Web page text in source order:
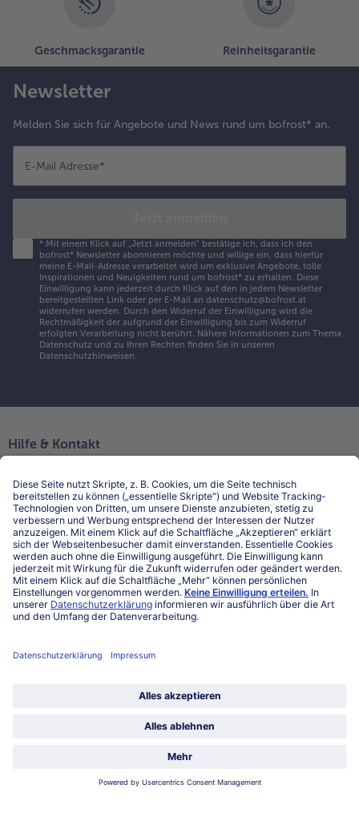
Geschmacksgarantie Reinheitsgarantie
Newsletter
Melden Sie sich für Angebote und News rund um bofrost* an.
E-Mail Adresse*
* Mit einem Klick auf „Jetzt anmelden" bestätige ich, dass ich den
bofrost* Newsletter abonnieren möchte und willige ein, dass hierfür
meine E-Mail-Adresse verarbeitet wird um exklusive Angebote, tolle
Inspirationen und Neuigkeiten rund um bofrost* zu erhalten. Diese
Einwilligung kann jederzeit durch Klick auf den in jedem Newsletter
bereitgestellten Link oder per E-Mail an datenschutz@bofrost.at
widerrufen werden. Durch den Widerruf der Einwilligung wird die
Rechtmäßigkeit der aufgrund der Einwilligung bis zum Widerruf
erfolgten Verarbeitung nicht berührt. Nähere Informationen zum Thema
Datenschutz und zu Ihren Rechten finden Sie in unseren
Datenschutzhinweisen.
Hilfe & Kontakt
Kontakt
FAQ
Service
Unternehmen